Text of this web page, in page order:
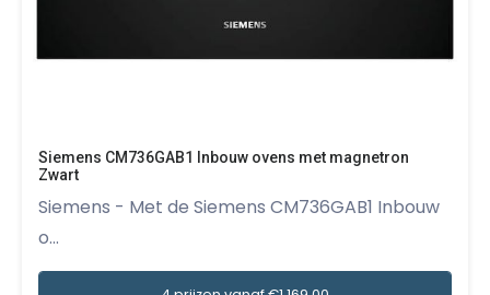
Siemens CM736GAB1 Inbouw ovens met magnetron
Zwart
Siemens - Met de Siemens CM736GAB1 Inbouw
o...